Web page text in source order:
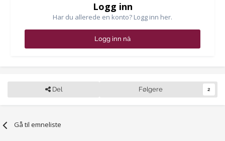
Logg inn
Har du allerede en konto? Logg inn her.
Logg inn nå
Del Følgere 2
Gå til emneliste